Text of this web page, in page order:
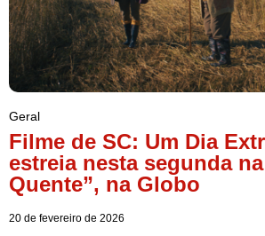
Geral
Filme de SC: Um Dia
estreia nesta segunda na
Quente”, na Globo
20 de fevereiro de 2026